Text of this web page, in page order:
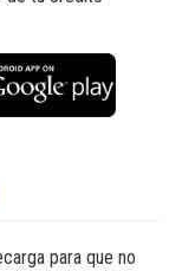
para que no